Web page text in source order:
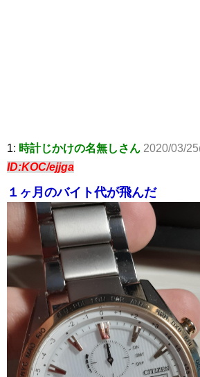
1: 時計じかけの名無しさん 2020/03/
ID:KOC/ejjga
１ヶ月のバイト代が飛んだ